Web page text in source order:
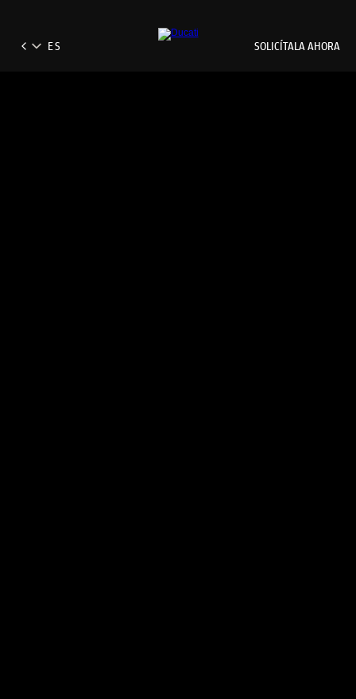
SOLICÍTALA AHORA